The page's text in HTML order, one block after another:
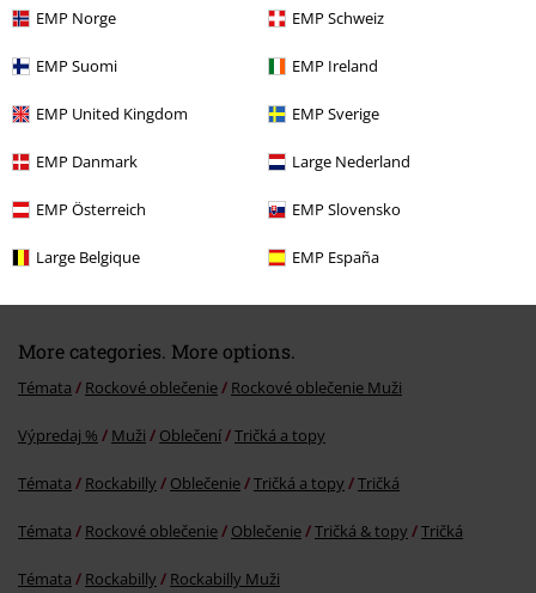
EMP Norge EMP Schweiz
EMP Suomi EMP Ireland
EMP United Kingdom EMP Sverige
EMP Danmark Large Nederland
EMP Österreich EMP Slovensko
Large Belgique EMP España
€ 29,99
More categories. More options.
Témata Rockové oblečenie Rockové oblečenie Muži
Výpredaj % Muži Oblečení Tričká a topy
Témata Rockabilly Oblečenie Tričká a topy Tričká
Témata Rockové oblečenie Oblečenie Tričká & topy Tričká
Témata Rockabilly Rockabilly Muži